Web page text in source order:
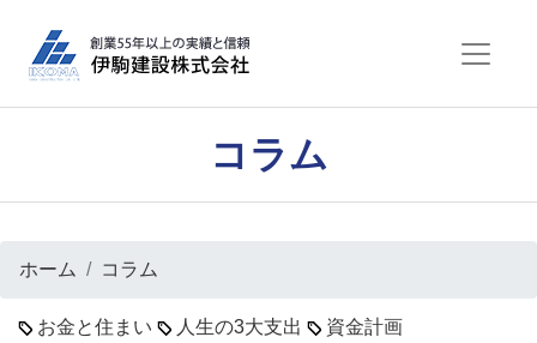
コラム
ホーム コラム
お金と住まい 人生の3大支出 資金計画